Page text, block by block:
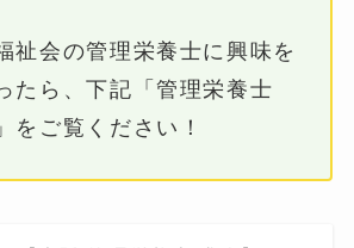
祉会の管理栄養士に興味を
たら、下記「管理栄養士
をご覧ください！